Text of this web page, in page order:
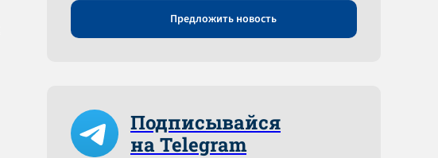
Предложить новость
Подписывайся
на Telegram